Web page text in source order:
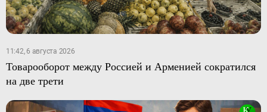
11:42, 6 августа 2026
Товарооборот между Россией и Арменией сократился
на две трети